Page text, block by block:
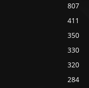
807
411
350
330
320
284